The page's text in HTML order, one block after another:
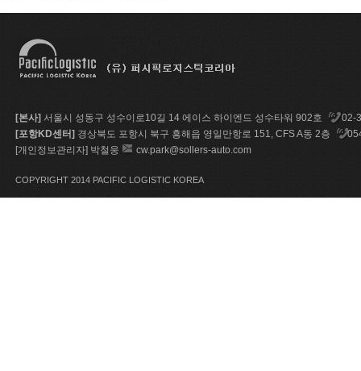
[본사] 서울시 성동구 성수이로10길 14 에이스 하이엔드 성수타워 902호
02-
[포항KD센터] 경상북도 포항시 북구 흥해읍 영일만항로 151, CFS A동 2층
[개인정보관리자] 박철웅
cw.park@sollers-auto.com
COPYRIGHT 2014 PACIFIC LOGISTIC KOREA